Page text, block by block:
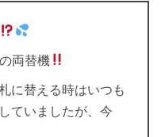
両替機
に替える時はいつも
ていましたが、今